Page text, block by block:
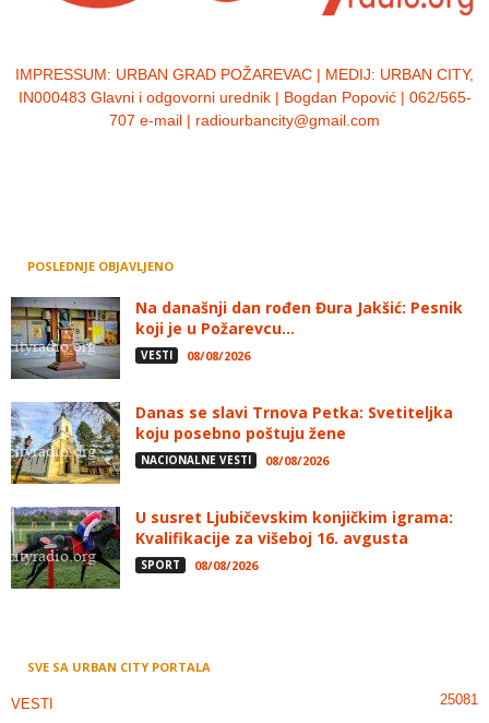
IMPRESSUM: URBAN GRAD POŽAREVAC | MEDIJ: URBAN CITY,
IN000483 Glavni i odgovorni urednik | Bogdan Popović | 062/565-
707 e-mail | radiourbancity@gmail.com
POSLEDNJE OBJAVLJENO
Na današnji dan rođen Đura Jakšić: Pesnik
koji je u Požarevcu...
VESTI 08/08/2026
Danas se slavi Trnova Petka: Svetiteljka
koju posebno poštuju žene
NACIONALNE VESTI 08/08/2026
U susret Ljubičevskim konjičkim igrama:
Kvalifikacije za višeboj 16. avgusta
SPORT 08/08/2026
SVE SA URBAN CITY PORTALA
VESTI 25081